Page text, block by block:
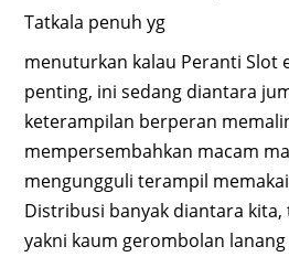
Tatkala penuh yg
menuturkan kalau Peranti Slot
penting, ini sedang diantara
keterampilan berperan
mempersembahkan macam
mengungguli terampil
Distribusi banyak diantara
yakni kaum gerombolan